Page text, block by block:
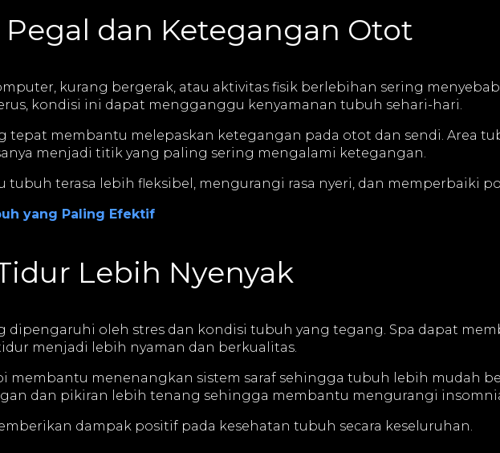
dan Ketegangan Otot
kurang bergerak, atau aktivitas fisik berlebihan sering
kondisi ini dapat mengganggu kenyamanan tubuh sehari-hari.
tepat membantu melepaskan ketegangan pada otot dan sendi. Area
menjadi titik yang paling sering mengalami ketegangan.
terasa lebih fleksibel, mengurangi rasa nyeri, dan memperbaiki
yang Paling Efektif
Lebih Nyenyak
dipengaruhi oleh stres dan kondisi tubuh yang tegang. Spa dapat
menjadi lebih nyaman dan berkualitas.
membantu menenangkan sistem saraf sehingga tubuh lebih mudah
dan pikiran lebih tenang sehingga membantu mengurangi
dampak positif pada kesehatan tubuh secara keseluruhan.